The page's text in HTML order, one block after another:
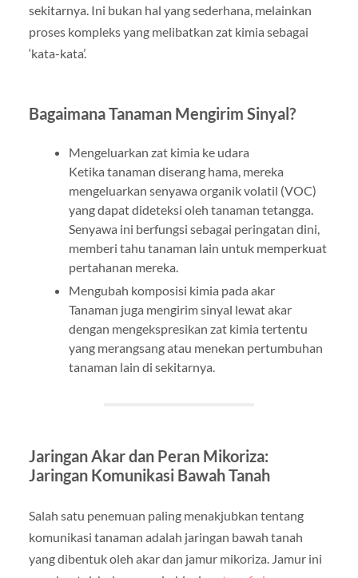
sekitarnya. Ini bukan hal yang sederhana, melainkan
proses kompleks yang melibatkan zat kimia sebagai
‘kata-kata’.
Bagaimana Tanaman Mengirim Sinyal?
Mengeluarkan zat kimia ke udara
Ketika tanaman diserang hama, mereka
mengeluarkan senyawa organik volatil (VOC)
yang dapat dideteksi oleh tanaman tetangga.
Senyawa ini berfungsi sebagai peringatan dini,
memberi tahu tanaman lain untuk memperkuat
pertahanan mereka.
Mengubah komposisi kimia pada akar
Tanaman juga mengirim sinyal lewat akar
dengan mengekspresikan zat kimia tertentu
yang merangsang atau menekan pertumbuhan
tanaman lain di sekitarnya.
Jaringan Akar dan Peran Mikoriza:
Jaringan Komunikasi Bawah Tanah
Salah satu penemuan paling menakjubkan tentang
komunikasi tanaman adalah jaringan bawah tanah
yang dibentuk oleh akar dan jamur mikoriza. Jamur ini